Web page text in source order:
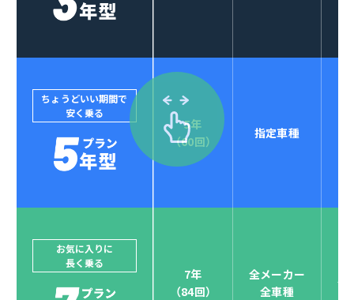
POINT
4
セブンマックスなら
クレジットカード払い可能
ジョイカルジャパンでは、カーリース決済を国際5大カ
他にはないサービスがクレジットカード決済、賢くポ
イント運用も！
ちょうどいい期間で
安く乗る
5年
（60回）
指定車種
お気に入りに
長く乗る
7年
（84回）
全メーカー
全車種
全